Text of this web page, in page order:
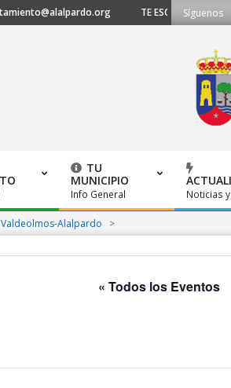
TE ESCUCHAMOS -
Síguenos
TU
MUNICIPIO
Info General Noticias
Alalpardo >
« Todos los Eventos